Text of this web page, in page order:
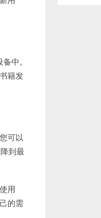
中。
籍发
可以
到最
用
的需